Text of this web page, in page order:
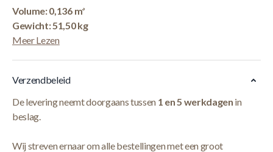
Volume: 0,136 m³
Gewicht: 51,50 kg
Meer Lezen
Verzendbeleid
De levering neemt doorgaans tussen 1 en 5 werkdagen in
beslag.
Wij streven ernaar om alle bestellingen met een groot